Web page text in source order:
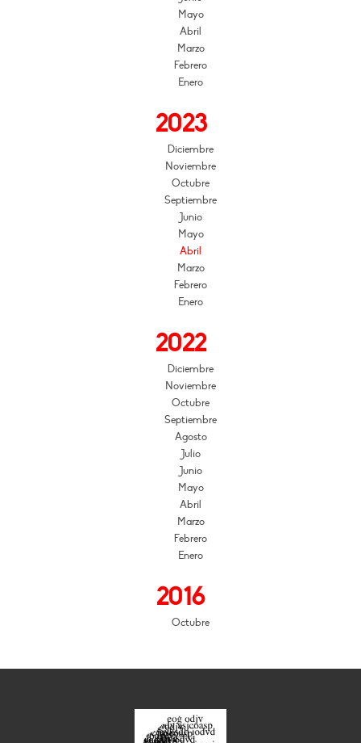
Mayo
Abril
Marzo
Febrero
Enero
2023
Diciembre
Noviembre
Octubre
Septiembre
Junio
Mayo
Abril
Marzo
Febrero
Enero
2022
Diciembre
Noviembre
Octubre
Septiembre
Agosto
Julio
Junio
Mayo
Abril
Marzo
Febrero
Enero
2016
Octubre